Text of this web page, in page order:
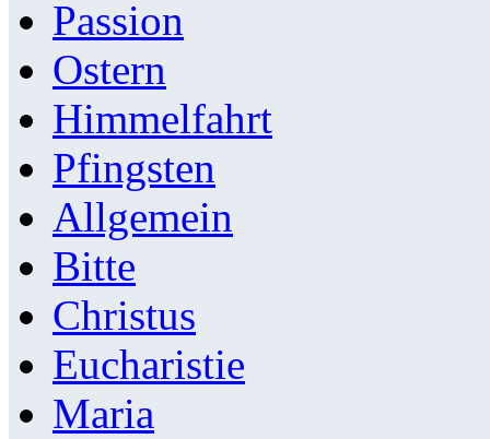
Passion
Ostern
Himmelfahrt
Pfingsten
Allgemein
Bitte
Christus
Eucharistie
Maria